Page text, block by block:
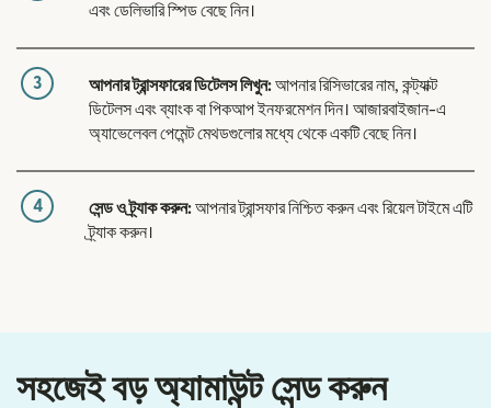
এবং ডেলিভারি স্পিড বেছে নিন।
3 আপনার ট্রান্সফারের ডিটেলস লিখুন:আপনার রিসিভারের নাম, কন্ট্যাক্ট
ডিটেলস এবং ব্যাংক বা পিকআপ ইনফরমেশন দিন। আজারবাইজান-এ
অ্যাভেলেবল পেমেন্ট মেথডগুলোর মধ্যে থেকে একটি বেছে নিন।
4 সেন্ড ও ট্র্যাক করুন:আপনার ট্রান্সফার নিশ্চিত করুন এবং রিয়েল টাইমে এটি
ট্র্যাক করুন।
সহজেই বড় অ্যামাউন্ট সেন্ড করুন